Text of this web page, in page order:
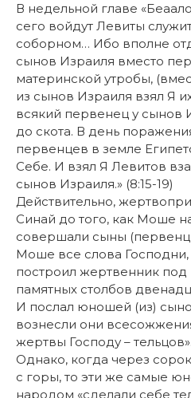
В недельной главе
сего войдут Левиты
соборном… Ибо вполне
сынов Израиля вместо
материнской утробы,
из сынов Израиля взял Я
всякий первенец у сынов
до скота. В день
первенцев в земле
Себе. И взял Я Левитов
сынов Израиля.» (8:15-19)
Действительно,
Синай до того, как Моше
совершали сыны
Моше все слова Господни,
построил жертвенник
памятных столбов
И послал юношей (из)
вознесли они
жертвы Господу –
Однако, когда через
с горы, то эти же самые
народом «сделали себе